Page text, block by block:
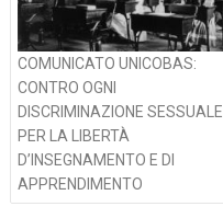
COMUNICATO UNICOBAS:
CONTRO OGNI
DISCRIMINAZIONE SESSUALE
PER LA LIBERTÀ
D’INSEGNAMENTO E DI
APPRENDIMENTO